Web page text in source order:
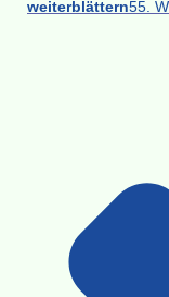
weiterblättern55.